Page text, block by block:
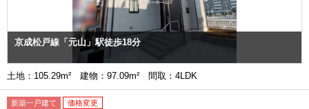
京成松戸線「元山」駅徒歩18分
土地：105.29m² 建物：97.09m² 間取：4LDK
新築一戸建て 価格変更